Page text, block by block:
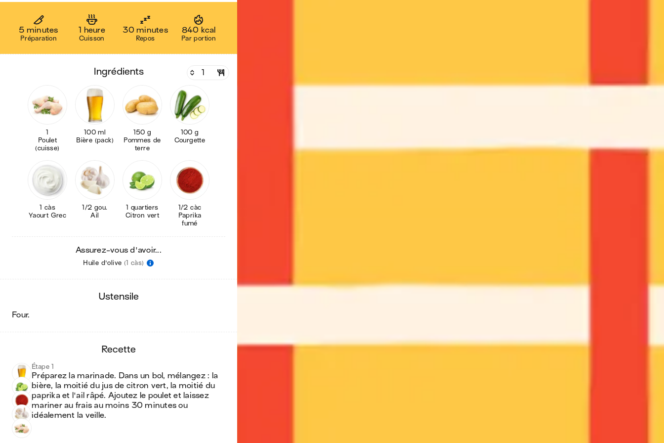
5 minutes
Préparation
1 heure
Cuisson
30 minutes
Repos
840 kcal
Par portion
ingrédients
1
Poulet
(cuisse)
100 ml
Bière (pack)
150 g
Pommes de
terre
100 g
Courgette
1 càs
Yaourt Grec
1/2 gou.
Ail
1 quartiers
Citron vert
1/2 càc
Paprika
fumé
Assurez-vous d'avoir...
Huile d'olive (1 càs)
ustensile
four.
recette
Étape 1
Préparez la marinade. Dans un bol, mélangez : la
bière, la moitié du jus de citron vert, la moitié du
paprika et l'ail râpé. Ajoutez le poulet et laissez
mariner au frais au moins 30 minutes ou
idéalement la veille.